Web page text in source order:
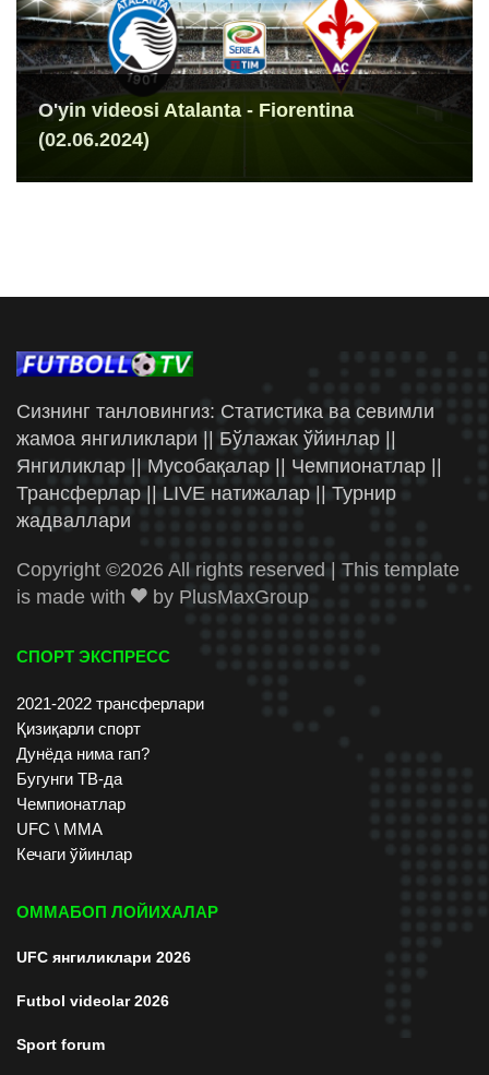
O'yin videosi Atalanta - Fiorentina
(02.06.2024)
Сизнинг танловингиз: Статистика ва севимли
жамоа янгиликлари || Бўлажак ўйинлар ||
Янгиликлар || Мусобақалар || Чемпионатлар ||
Трансферлар || LIVE натижалар || Турнир
жадваллари
Copyright ©2026 All rights reserved | This template
is made with
by PlusMaxGroup
СПОРТ ЭКСПРЕСС
2021-2022 трансферлари
Қизиқарли спорт
Дунёда нима гап?
Бугунги ТВ-да
Чемпионатлар
UFC \ ММА
Кечаги ўйинлар
ОММАБОП ЛОЙИХАЛАР
UFC янгиликлари 2026
Futbol videolar 2026
Sport forum